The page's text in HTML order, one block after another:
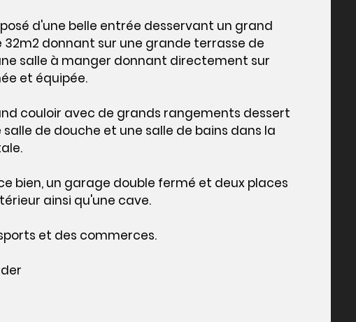
d'une belle entrée desservant un grand
32m2 donnant sur une grande terrasse de
salle à manger donnant directement sur
et équipée.
couloir avec de grands rangements dessert
de douche et une salle de bains dans la
bien, un garage double fermé et deux places
ainsi qu'une cave.
et des commerces.